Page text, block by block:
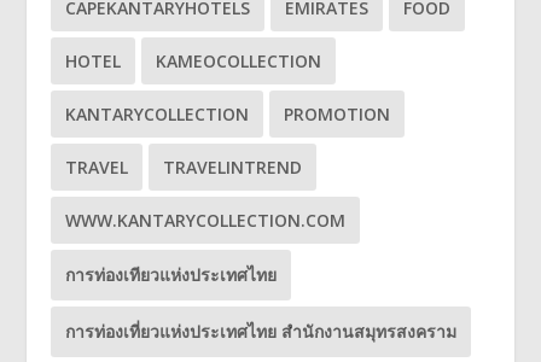
CAPEKANTARYHOTELS EMIRATES FOOD
HOTEL KAMEOCOLLECTION
KANTARYCOLLECTION PROMOTION
TRAVEL TRAVELINTREND
WWW.KANTARYCOLLECTION.COM
การท่องเทียวแห่งประเทศไทย
การท่องเที่ยวแห่งประเทศไทย สำนักงานสมุทรสงคราม